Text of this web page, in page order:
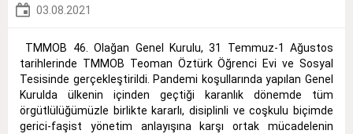
03.08.2021
TMMOB 46. Olağan Genel Kurulu, 31 Temmuz-1 Ağustos
tarihlerinde TMMOB Teoman Öztürk Öğrenci Evi ve Sosyal
Tesisinde gerçekleştirildi. Pandemi koşullarında yapılan Genel
Kurulda ülkenin içinden geçtiği karanlık dönemde tüm
örgütlülüğümüzle birlikte kararlı, disiplinli ve coşkulu biçimde
gerici-faşist yönetim anlayışına karşı ortak mücadelenin